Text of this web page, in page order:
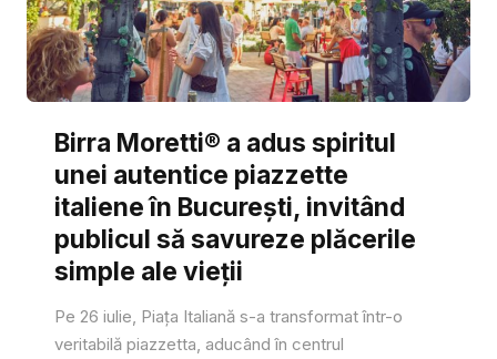
Birra Moretti® a adus spiritul
unei autentice piazzette
italiene în București, invitând
publicul să savureze plăcerile
simple ale vieții
Pe 26 iulie, Piața Italiană s-a transformat într-o
veritabilă piazzetta, aducând în centrul